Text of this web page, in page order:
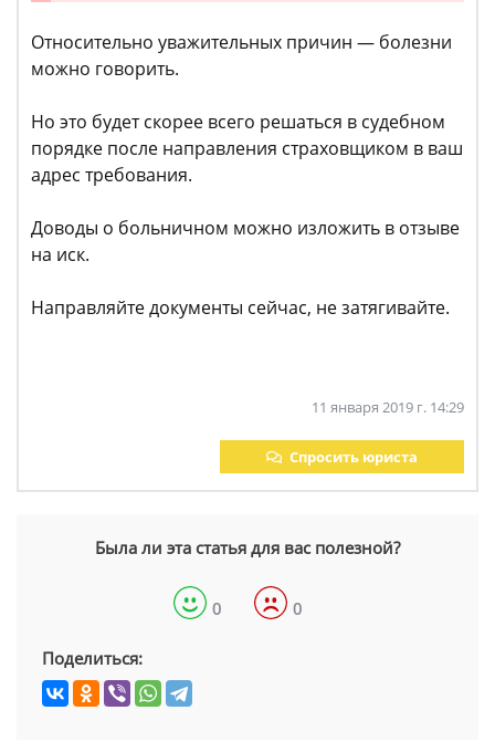
Относительно уважительных причин — болезни
можно говорить.
Но это будет скорее всего решаться в судебном
порядке после направления страховщиком в ваш
адрес требования.
Доводы о больничном можно изложить в отзыве
на иск.
Направляйте документы сейчас, не затягивайте.
11 января 2019 г. 14:29
Спросить юриста
Была ли эта статья для вас полезной?
0 0
Поделиться: